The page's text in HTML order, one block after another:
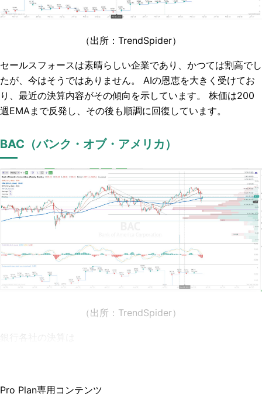
（出所：TrendSpider）
セールスフォースは素晴らしい企業であり、かつては割高でし
たが、今はそうではありません。 AIの恩恵を大きく受けてお
り、最近の決算内容がその傾向を示しています。 株価は200
週EMAまで反発し、その後も順調に回復しています。
BAC（バンク・オブ・アメリカ）
（出所：TrendSpider）
銀行各社の決算は
Pro Plan専用コンテンツ